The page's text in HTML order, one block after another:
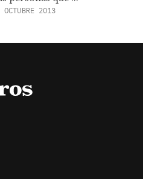
OCTUBRE 2013